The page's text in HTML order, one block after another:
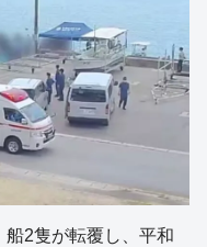
2隻が転覆し、平和